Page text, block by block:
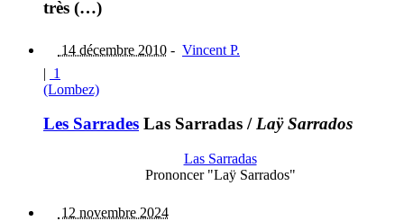
très (…)
14 décembre 2010 - Vincent P.
| 1
(Lombez)
Les Sarrades Las Sarradas /Laÿ Sarrados
Las Sarradas
Prononcer "Laÿ Sarrados"
12 novembre 2024